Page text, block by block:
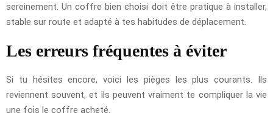
sereinement. Un coffre bien choisi doit être pratique à installer,
stable sur route et adapté à tes habitudes de déplacement.
Les erreurs fréquentes à éviter
Si tu hésites encore, voici les pièges les plus courants. Ils
reviennent souvent, et ils peuvent vraiment te compliquer la vie
une fois le coffre acheté.